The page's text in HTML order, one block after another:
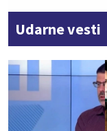
Udarne vesti